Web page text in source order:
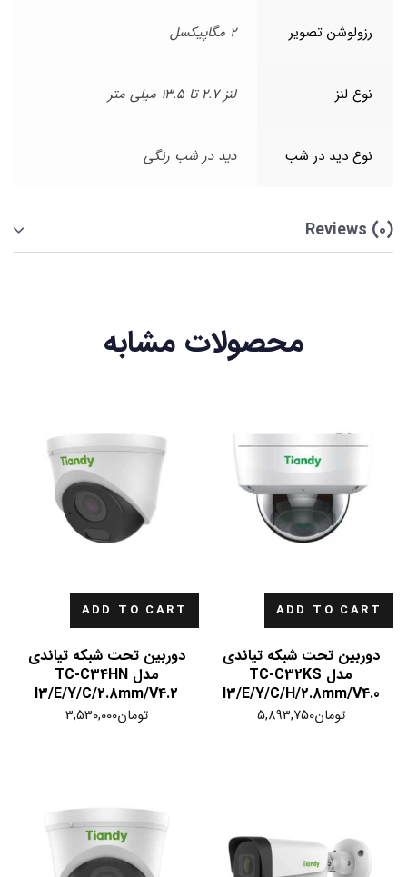
رزولوشن تصویر 2 مگاپیکسل
نوع لنز لنز 2.7 تا 13.5 میلی متر
نوع دید در شب دید در شب رنگی
Reviews (0)
محصولات مشابه
ADD TO CART
دوربین تحت شبکه تیاندی
مدل TC-C32KS
I3/E/Y/C/H/2.8mm/V4.0
تومان5,893,750
ADD TO CART
دوربین تحت شبکه تیاندی
مدل TC-C34HN
I3/E/Y/C/2.8mm/V4.2
تومان3,530,000